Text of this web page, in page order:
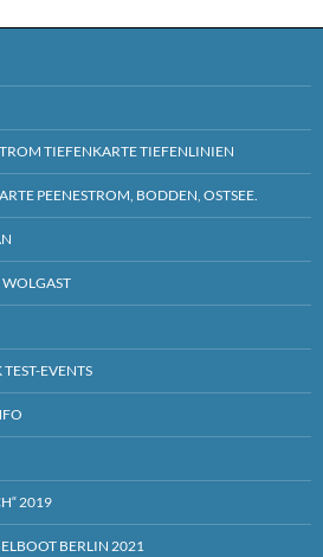
TIEFENKARTE TIEFENLINIEN
PEENESTROM, BODDEN, OSTSEE.
WOLGAST
EVENTS
2019
BERLIN 2021